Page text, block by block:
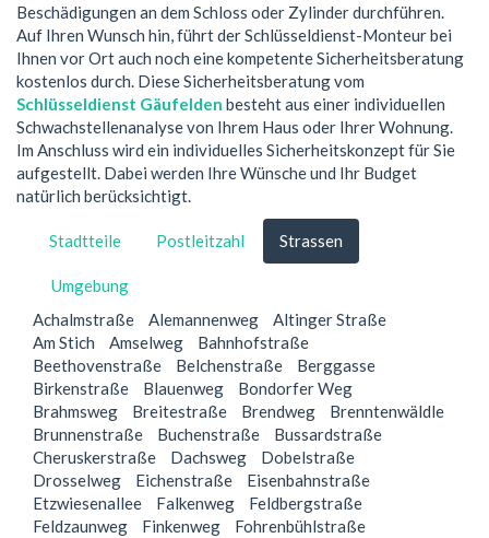
Beschädigungen an dem Schloss oder Zylinder durchführen.
Auf Ihren Wunsch hin, führt der Schlüsseldienst-Monteur bei
Ihnen vor Ort auch noch eine kompetente Sicherheitsberatung
kostenlos durch. Diese Sicherheitsberatung vom
Schlüsseldienst Gäufelden besteht aus einer individuellen
Schwachstellenanalyse von Ihrem Haus oder Ihrer Wohnung.
Im Anschluss wird ein individuelles Sicherheitskonzept für Sie
aufgestellt. Dabei werden Ihre Wünsche und Ihr Budget
natürlich berücksichtigt.
Stadtteile Postleitzahl Strassen
Umgebung
Achalmstraße
Alemannenweg
Altinger Straße
Am Stich
Amselweg
Bahnhofstraße
Beethovenstraße
Belchenstraße
Berggasse
Birkenstraße
Blauenweg
Bondorfer Weg
Brahmsweg
Breitestraße Brendweg
Brenntenwäldle
Brunnenstraße
Buchenstraße
Bussardstraße
Cheruskerstraße
Dachsweg
Dobelstraße
Drosselweg
Eichenstraße
Eisenbahnstraße
Etzwiesenallee
Falkenweg
Feldbergstraße
Feldzaunweg
Finkenweg
Fohrenbühlstraße